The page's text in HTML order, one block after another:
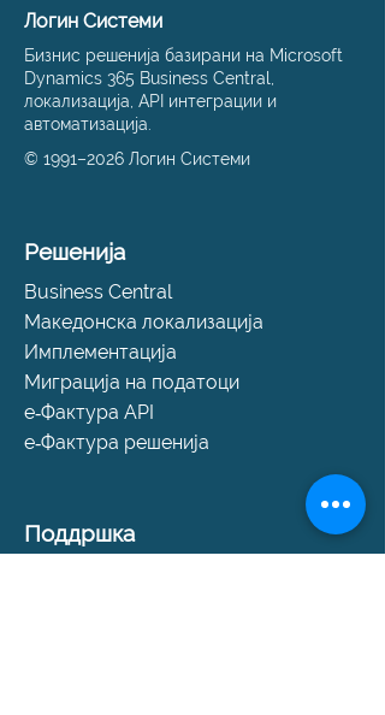
Логин Системи
Бизнис решенија базирани на Microsoft
Dynamics 365 Business Central,
локализација, API интеграции и
автоматизација.
© 1991–2026 Логин Системи
Решенија
Business Central
Македонска локализација
Имплементација
Миграција на податоци
е‑Фактура API
е‑Фактура решенија
Поддршка